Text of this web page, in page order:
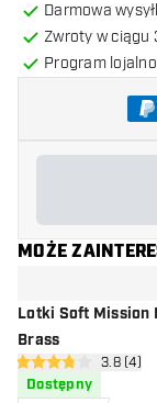
Darmowa
Zwroty w ciągu
Program
MOŻE
Lotki Soft Mission
Brass
otwórz
3.8 gwiazdki oceny
3.8 (4)
Dostępny